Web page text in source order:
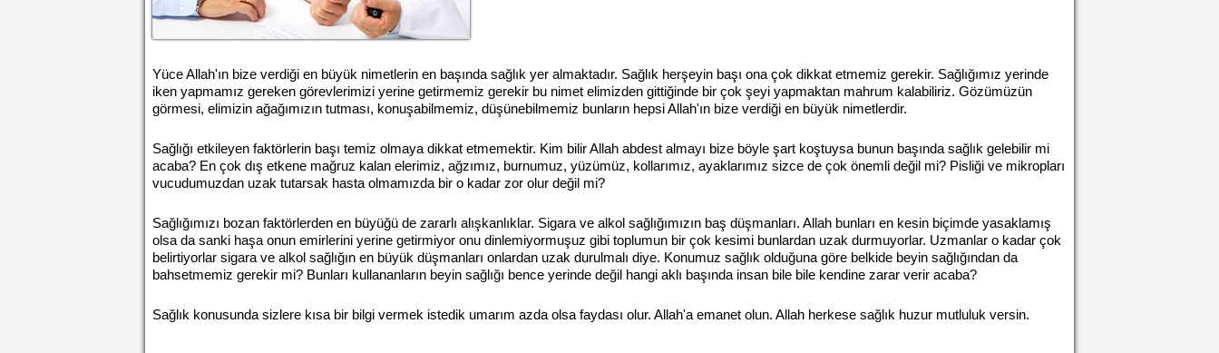
Yüce Allah'ın bize verdiği en büyük nimetlerin en başında sağlık yer almaktadır. Sağlık herşeyin başı ona çok dikkat etmemiz gerekir. Sağlığımız yerinde
iken yapmamız gereken görevlerimizi yerine getirmemiz gerekir bu nimet elimizden gittiğinde bir çok şeyi yapmaktan mahrum kalabiliriz. Gözümüzün
görmesi, elimizin ağağımızın tutması, konuşabilmemiz, düşünebilmemiz bunların hepsi Allah'ın bize verdiği en büyük nimetlerdir.
Sağlığı etkileyen faktörlerin başı temiz olmaya dikkat etmemektir. Kim bilir Allah abdest almayı bize böyle şart koştuysa bunun başında sağlık gelebilir mi
acaba? En çok dış etkene mağruz kalan elerimiz, ağzımız, burnumuz, yüzümüz, kollarımız, ayaklarımız sizce de çok önemli değil mi? Pisliği ve mikropları
vucudumuzdan uzak tutarsak hasta olmamızda bir o kadar zor olur değil mi?
Sağlığımızı bozan faktörlerden en büyüğü de zararlı alışkanlıklar. Sigara ve alkol sağlığımızın baş düşmanları. Allah bunları en kesin biçimde yasaklamış
olsa da sanki haşa onun emirlerini yerine getirmiyor onu dinlemiyormuşuz gibi toplumun bir çok kesimi bunlardan uzak durmuyorlar. Uzmanlar o kadar çok
belirtiyorlar sigara ve alkol sağlığın en büyük düşmanları onlardan uzak durulmalı diye. Konumuz sağlık olduğuna göre belkide beyin sağlığından da
bahsetmemiz gerekir mi? Bunları kullananların beyin sağlığı bence yerinde değil hangi aklı başında insan bile bile kendine zarar verir acaba?
Sağlık konusunda sizlere kısa bir bilgi vermek istedik umarım azda olsa faydası olur. Allah'a emanet olun. Allah herkese sağlık huzur mutluluk versin.